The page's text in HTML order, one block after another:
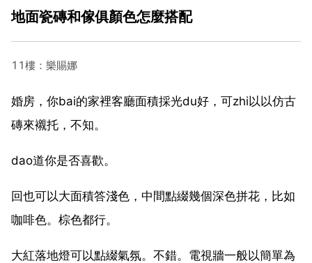
地面瓷磚和傢俱顏色怎麼搭配
11樓：樂賜娜
婚房，你bai的家裡客廳面積採光du好，可zhi以以仿古
磚來襯托，不知。
dao道你是否喜歡。
回也可以大面積答淺色，中間點綴幾個深色拼花，比如
咖啡色。棕色都行。
大紅落地燈可以點綴氣氛。不錯。電視牆一般以簡單為